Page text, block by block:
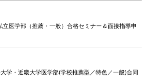
立医学部（推薦・一般）合格セミナー＆面接指導申
学・近畿大学医学部(学校推薦型／特色／一般)合同